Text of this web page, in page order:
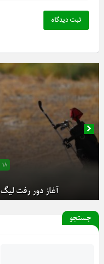
ثبت دیدگاه
۱۸ بهمن ۱۴۰۴
آغاز دور رفت
جستجو